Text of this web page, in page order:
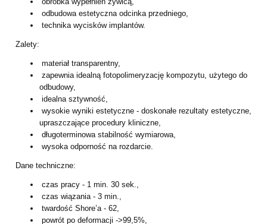
odbudowa estetyczna odcinka przedniego,
technika wycisków implantów.
Zalety:
materiał transparentny,
zapewnia idealną fotopolimeryzację kompozytu, użytego do
odbudowy,
idealna sztywność,
wysokie wyniki estetyczne - doskonałe rezultaty estetyczne,
upraszczające procedury kliniczne,
długoterminowa stabilność wymiarowa,
wysoka odporność na rozdarcie.
Dane techniczne:
czas pracy - 1 min. 30 sek.,
czas wiązania - 3 min.,
twardość Shore’a - 62,
powrót po deformacji ->99,5%,